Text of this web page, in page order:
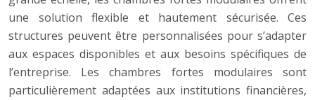
une solution flexible et hautement sécurisée. Ces
structures peuvent être personnalisées pour s’adapter
aux espaces disponibles et aux besoins spécifiques de
l’entreprise. Les chambres fortes modulaires sont
particulièrement adaptées aux institutions financières,